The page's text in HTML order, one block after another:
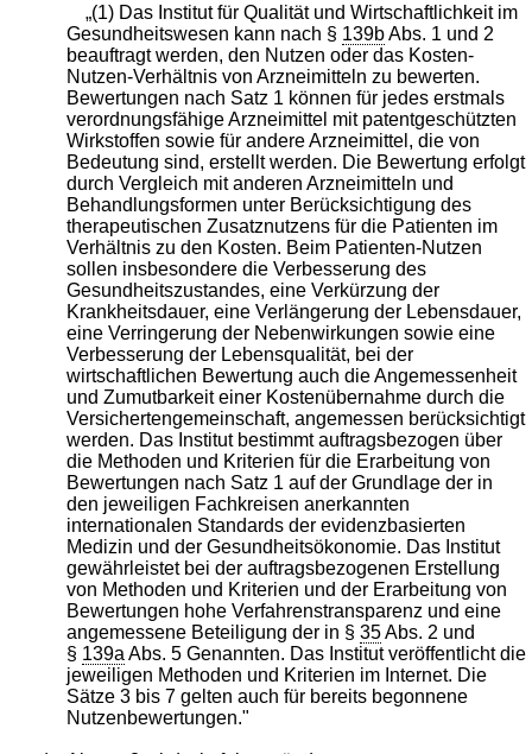
„(1) Das Institut für Qualität und Wirtschaftlichkeit im
Gesundheitswesen kann nach § 139bAbs. 1 und 2
beauftragt werden, den Nutzen oder das Kosten-
Nutzen-Verhältnis von Arzneimitteln zu bewerten.
Bewertungen nach Satz 1 können für jedes erstmals
verordnungsfähige Arzneimittel mit patentgeschützten
Wirkstoffen sowie für andere Arzneimittel, die von
Bedeutung sind, erstellt werden. Die Bewertung erfolgt
durch Vergleich mit anderen Arzneimitteln und
Behandlungsformen unter Berücksichtigung des
therapeutischen Zusatznutzens für die Patienten im
Verhältnis zu den Kosten. Beim Patienten-Nutzen
sollen insbesondere die Verbesserung des
Gesundheitszustandes, eine Verkürzung der
Krankheitsdauer, eine Verlängerung der Lebensdauer,
eine Verringerung der Nebenwirkungen sowie eine
Verbesserung der Lebensqualität, bei der
wirtschaftlichen Bewertung auch die Angemessenheit
und Zumutbarkeit einer Kostenübernahme durch die
Versichertengemeinschaft, angemessen berücksichtigt
werden. Das Institut bestimmt auftragsbezogen über
die Methoden und Kriterien für die Erarbeitung von
Bewertungen nach Satz 1 auf der Grundlage der in
den jeweiligen Fachkreisen anerkannten
internationalen Standards der evidenzbasierten
Medizin und der Gesundheitsökonomie. Das Institut
gewährleistet bei der auftragsbezogenen Erstellung
von Methoden und Kriterien und der Erarbeitung von
Bewertungen hohe Verfahrenstransparenz und eine
angemessene Beteiligung der in § 35Abs. 2 und
§ 139a Abs. 5 Genannten. Das Institut veröffentlicht die
jeweiligen Methoden und Kriterien im Internet. Die
Sätze 3 bis 7 gelten auch für bereits begonnene
Nutzenbewertungen."